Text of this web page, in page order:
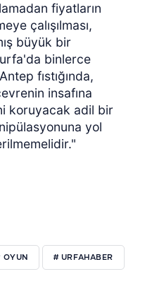
fiyatların
çalışılması,
büyük bir
binlerce
fıstığında,
insafına
koruyacak adil bir
yol
OYUN # URFAHABER